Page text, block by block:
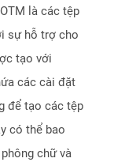
là các tệp
sự hỗ trợ cho
tạo với
các cài đặt
để tạo các tệp
có thể bao
chữ và